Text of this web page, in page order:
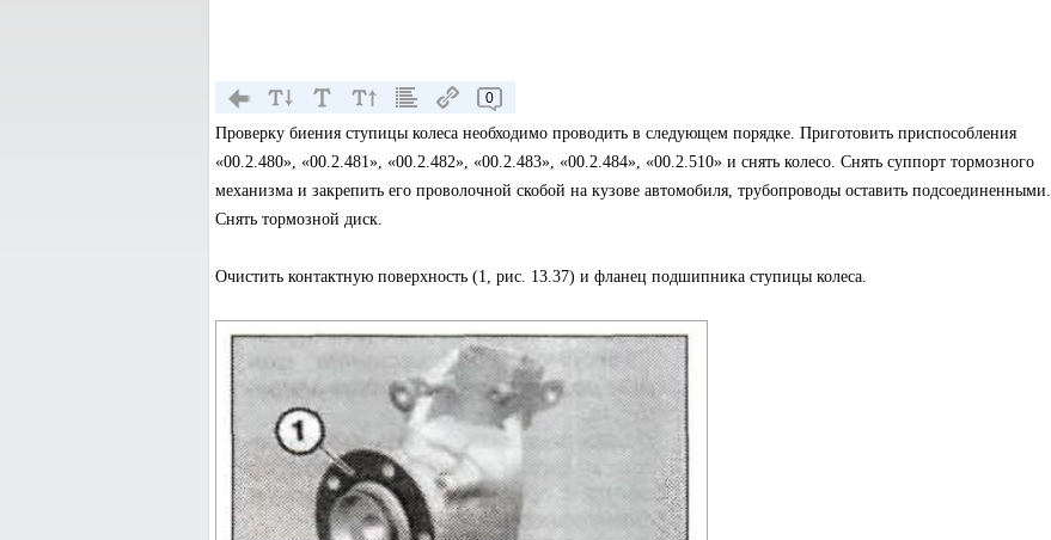
0
Проверку биения ступицы колеса необходимо проводить в следующем порядке. Приготовить приспособления
«00.2.480», «00.2.481», «00.2.482», «00.2.483», «00.2.484», «00.2.510» и снять колесо. Снять суппорт тормозного
механизма и закрепить его проволочной скобой на кузове автомобиля, трубопроводы оставить подсоединенными.
Снять тормозной диск.
Очистить контактную поверхность (1, рис. 13.37) и фланец подшипника ступицы колеса.